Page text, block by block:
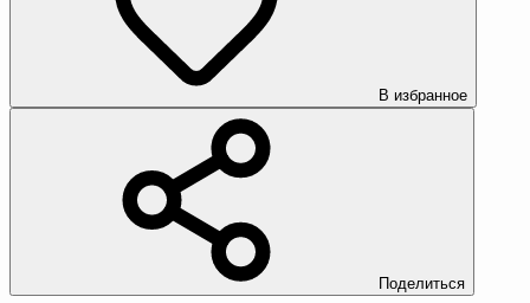
В избранное
Поделиться